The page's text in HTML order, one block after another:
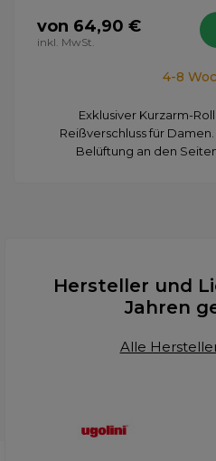
von 64,90 €
inkl. MwSt.
4-8
Exklusiver Kurzarm-
Reißverschluss für
Belüftung an den
Hersteller und
Jahren
Alle